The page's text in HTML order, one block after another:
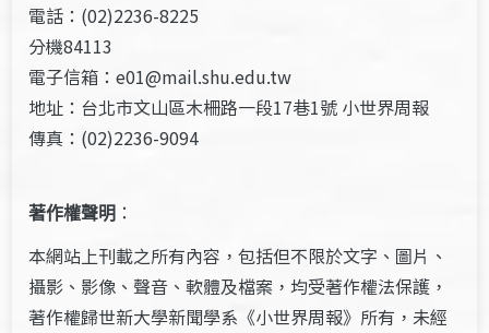
電話：(02)2236-8225
分機84113
電子信箱：e01@mail.shu.edu.tw
地址：台北市文山區木柵路一段17巷1號 小世界周報
傳真：(02)2236-9094
著作權聲明 ：
本網站上刊載之所有內容，包括但不限於文字、圖片、
攝影、影像、聲音、軟體及檔案，均受著作權法保護，
著作權歸世新大學新聞學系《小世界周報》所有，未經